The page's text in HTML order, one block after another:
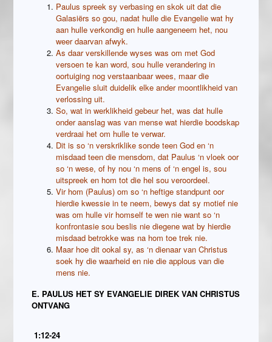
Paulus spreek sy verbasing en skok uit dat die
Galasiërs so gou, nadat hulle die Evangelie wat hy
aan hulle verkondig en hulle aangeneem het, nou
weer daarvan afwyk.
As daar verskillende wyses was om met God
versoen te kan word, sou hulle verandering in
oortuiging nog verstaanbaar wees, maar die
Evangelie sluit duidelik elke ander moontlikheid van
verlossing uit.
So, wat in werklikheid gebeur het, was dat hulle
onder aanslag was van mense wat hierdie boodskap
verdraai het om hulle te verwar.
Dit is so ‘n verskriklike sonde teen God en ‘n
misdaad teen die mensdom, dat Paulus ‘n vloek oor
so ‘n wese, of hy nou ‘n mens of ‘n engel is, sou
uitspreek en hom tot die hel sou veroordeel.
Vir hom (Paulus) om so ‘n heftige standpunt oor
hierdie kwessie in te neem, bewys dat sy motief nie
was om hulle vir homself te wen nie want so ‘n
konfrontasie sou beslis nie diegene wat by hierdie
misdaad betrokke was na hom toe trek nie.
Maar hoe dit ookal sy, as ‘n dienaar van Christus
soek hy die waarheid en nie die applous van die
mens nie.
E. PAULUS HET SY EVANGELIE DIREK VAN CHRISTUS
ONTVANG
1:12-24